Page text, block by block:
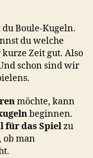
Boule-Kugeln.
du welche
Zeit gut. Also
schon sind wir
möchte, kann
beginnen.
für das Spielzu
ob man